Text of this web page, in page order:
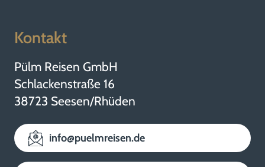
Kontakt
Pülm Reisen GmbH
Schlackenstraße 16
38723 Seesen/Rhüden
info@puelmreisen.de